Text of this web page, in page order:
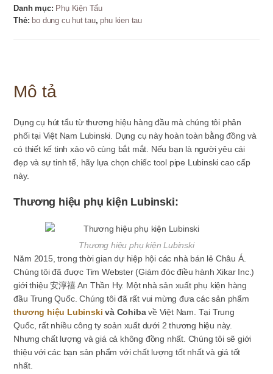
Lubinski
bằng
Danh mục: Phụ Kiện Tẩu
Thẻ: bo dung cu hut tau, phu kien tau
Mô tả
Dụng cụ hút tẩu từ thương hiệu hàng đầu mà chúng tôi phân
phối tại Việt Nam Lubinski. Dụng cụ này hoàn toàn bằng đồng và
có thiết kế tinh xảo vô cùng bắt mắt. Nếu bạn là người yêu cái
đẹp và sự tinh tế, hãy lựa chọn chiếc tool pipe Lubinski cao cấp
này.
Thương hiệu phụ kiện Lubinski:
Thương hiệu phụ kiện Lubinski
Năm 2015, trong thời gian dự hiệp hội các nhà bán lẻ Châu Á.
Chúng tôi đã được Tim Webster (Giám đóc điều hành Xikar Inc.)
giới thiệu 安淳禧 An Thần Hy. Một nhà sản xuất phụ kiện hàng
đầu Trung Quốc. Chúng tôi đã rất vui mừng đưa các sản phẩm
thương hiệu Lubinski và Cohibavề Việt Nam. Tại Trung
Quốc, rất nhiều công ty soản xuất dưới 2 thương hiệu này.
Nhưng chất lượng và giá cả không đồng nhất. Chúng tôi sẽ giới
thiệu với các bạn sản phẩm với chất lượng tốt nhất và giá tốt
nhất.